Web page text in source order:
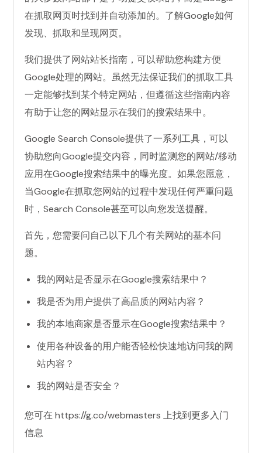
在抓取网页时找到并自动添加的。了解Google如何
发现、抓取和呈现网页。
我们提供了网站站长指南，可以帮助您构建方便
Google处理的网站。虽然无法保证我们的抓取工具
一定能够找到某个特定网站，但遵循这些指南内容
有助于让您的网站显示在我们的搜索结果中。
Google Search Console提供了一系列工具，可以
协助您向Google提交内容，同时监测您的网站/移动
应用在Google搜索结果中的曝光度。如果您愿意，
当Google在抓取您网站的过程中发现任何严重问题
时，Search Console甚至可以向您发送提醒。
首先，您需要问自己以下几个有关网站的基本问
题。
我的网站是否显示在Google搜索结果中？
我是否为用户提供了高品质的网站内容？
我的本地商家是否显示在Google搜索结果中？
使用各种设备的用户能否轻松快速地访问我的网
站内容？
我的网站是否安全？
您可在 https://g.co/webmasters 上找到更多入门
信息